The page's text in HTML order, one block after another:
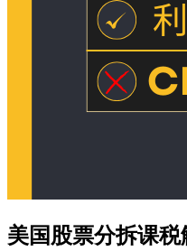
美国股票分拆课